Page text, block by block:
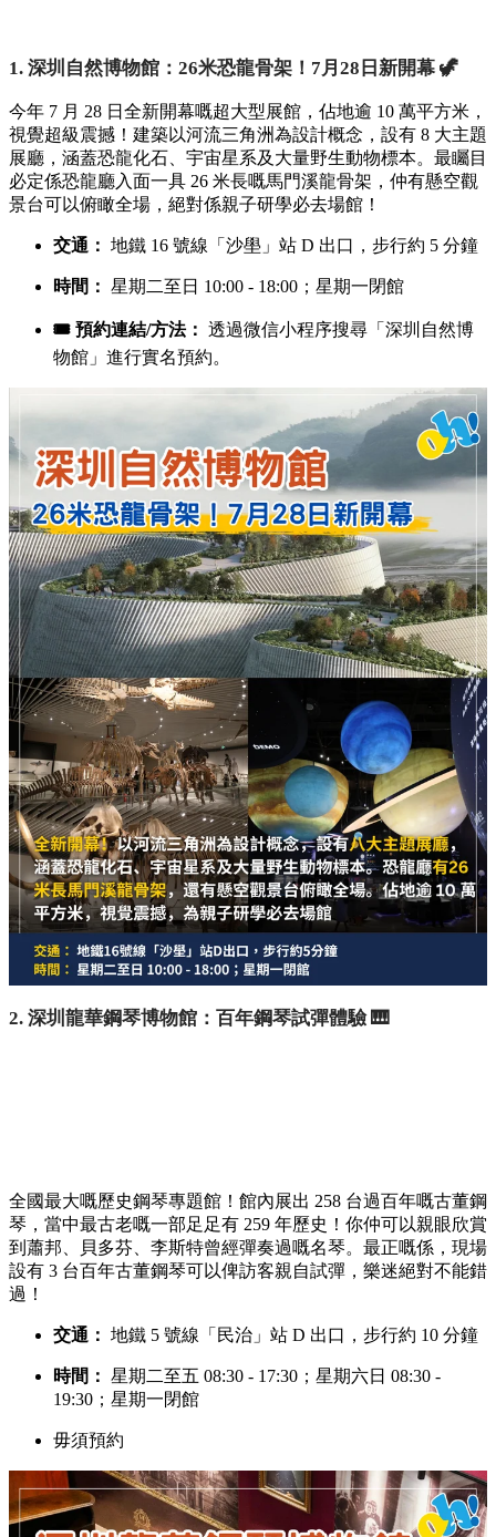
1. 深圳自然博物館：26米恐龍骨架！7月28日新開幕 🦖
今年 7 月 28 日全新開幕嘅超大型展館，佔地逾 10 萬平方米，
視覺超級震撼！建築以河流三角洲為設計概念，設有 8 大主題
展廳，涵蓋恐龍化石、宇宙星系及大量野生動物標本。最矚目
必定係恐龍廳入面一具 26 米長嘅馬門溪龍骨架，仲有懸空觀
景台可以俯瞰全場，絕對係親子研學必去場館！
交通： 地鐵 16 號線「沙壆」站 D 出口，步行約 5 分鐘
時間： 星期二至日 10:00 - 18:00；星期一閉館
🎟️ 預約連結/方法： 透過微信小程序搜尋「深圳自然博
物館」進行實名預約。
2. 深圳龍華鋼琴博物館：百年鋼琴試彈體驗 🎹
全國最大嘅歷史鋼琴專題館！館內展出 258 台過百年嘅古董鋼
琴，當中最古老嘅一部足足有 259 年歷史！你仲可以親眼欣賞
到蕭邦、貝多芬、李斯特曾經彈奏過嘅名琴。最正嘅係，現場
設有 3 台百年古董鋼琴可以俾訪客親自試彈，樂迷絕對不能錯
過！
交通： 地鐵 5 號線「民治」站 D 出口，步行約 10 分鐘
時間： 星期二至五 08:30 - 17:30；星期六日 08:30 -
19:30；星期一閉館
毋須預約